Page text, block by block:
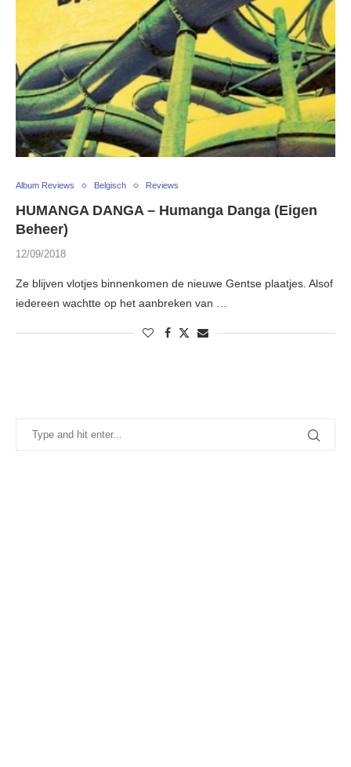
Album Reviews Belgisch Reviews
HUMANGA DANGA – Humanga Danga (Eigen
Beheer)
12/09/2018
Ze blijven vlotjes binnenkomen de nieuwe Gentse plaatjes. Alsof
iedereen wachtte op het aanbreken van …